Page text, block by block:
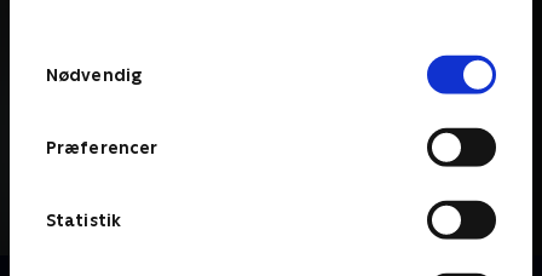
Nødvendig
Præferencer
Statistik